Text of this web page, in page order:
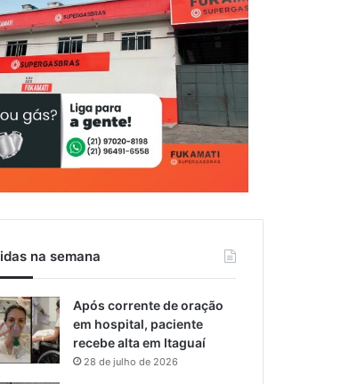
na semana
Após corrente de oração
em hospital, paciente
recebe alta em Itaguaí
28 de julho de 2026